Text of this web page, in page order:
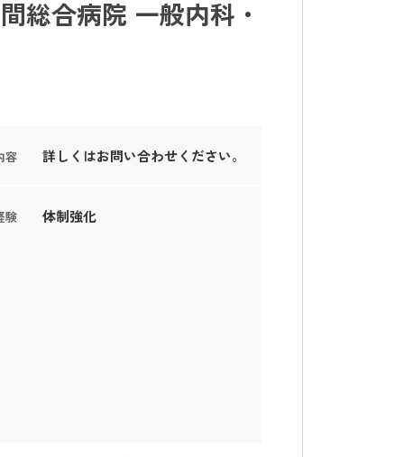
総合病院 一般内科・
容 詳しくはお問い合わせください。
験 体制強化